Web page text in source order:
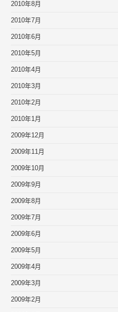
2010年8月
2010年7月
2010年6月
2010年5月
2010年4月
2010年3月
2010年2月
2010年1月
2009年12月
2009年11月
2009年10月
2009年9月
2009年8月
2009年7月
2009年6月
2009年5月
2009年4月
2009年3月
2009年2月